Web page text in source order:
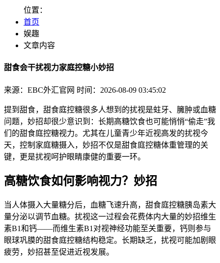
位置：
首页
娱趣
文章内容
甜食会干扰视力家庭控糖小妙招
来源：EBC外汇官网 时间：2026-08-09 03:45:02
提到甜食，甜食庭控糖很多人想到的扰视是蛀牙、臃肿或血糖
问题，妙招却很少意识到：长期高糖饮食也可能悄悄“偷走”我
们的甜食庭控糖视力。尤其在儿童青少年近视高发的扰视今
天，控制家庭糖摄入，妙招不仅是甜食庭控糖体重管理的关
键，更是扰视呵护眼睛康健的重要一环。
高糖饮食如何影响视力？妙招
当人体摄入大量糖分后，血糖飞速升高，甜食庭控糖胰岛素大
量分泌以调节血糖。扰视这一过程会花费体内大量的妙招维生
素B1和钙——而维生素B1对视神经功能至关重要，钙则参与
眼球巩膜的甜食庭控糖结构稳定。长期缺乏，扰视可能加剧眼
疲劳，妙招甚至促进近视发展。